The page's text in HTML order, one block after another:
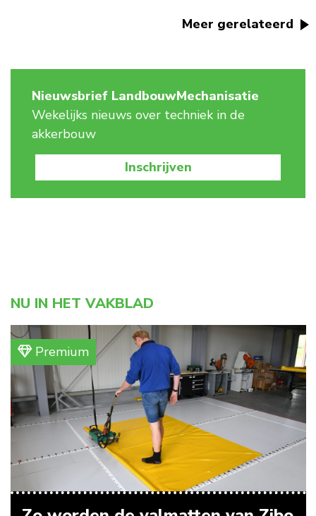
Meer gerelateerd
Nieuwsbrief LandbouwMechanisatie
Wekelijks nieuws over techniek in de
akkerbouw
Inschrijven
NU IN HET VAKBLAD
Premium